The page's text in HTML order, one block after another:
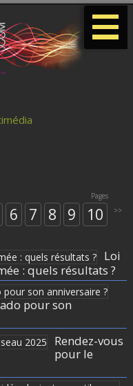
Pages
6 7 8 9 10 >>
Loi
: quels résultats ?
pour son
Rendez-vous
pour le
-
-
-